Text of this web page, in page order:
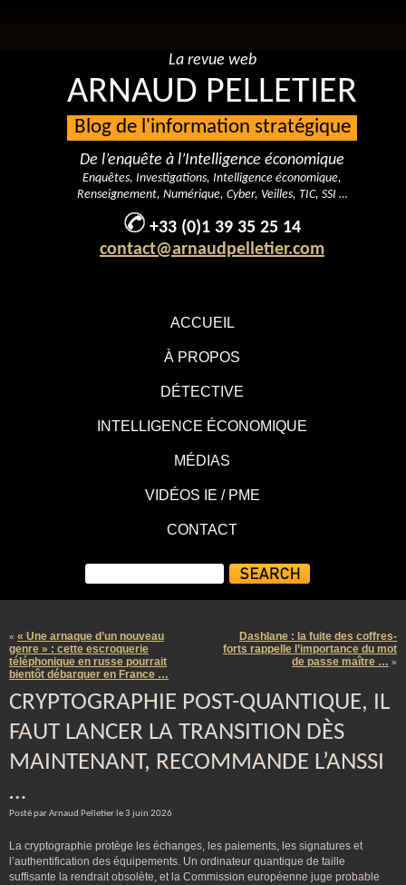
ACCUEIL
À PROPOS
DÉTECTIVE
INTELLIGENCE ÉCONOMIQUE
MÉDIAS
VIDÉOS IE / PME
CONTACT
La revue web
ARNAUD PELLETIER
Blog de l'information stratégique
De l’enquête à l’Intelligence économique
Enquêtes, Investigations, Intelligence économique,
Renseignement, Numérique, Cyber, Veilles, TIC, SSI …
+33 (0)1 39 35 25 14
contact@arnaudpelletier.com
« « Une arnaque d’un nouveau
genre » : cette escroquerie
téléphonique en russe pourrait
bientôt débarquer en France …
Dashlane : la fuite des coffres-
forts rappelle l’importance du mot
de passe maître … »
CRYPTOGRAPHIE POST-QUANTIQUE, IL
FAUT LANCER LA TRANSITION DÈS
MAINTENANT, RECOMMANDE L’ANSSI
…
Posté par Arnaud Pelletier le 3 juin 2026
La cryptographie protège les échanges, les paiements, les signatures et
l’authentification des équipements. Un ordinateur quantique de taille
suffisante la rendrait obsolète, et la Commission européenne juge probable